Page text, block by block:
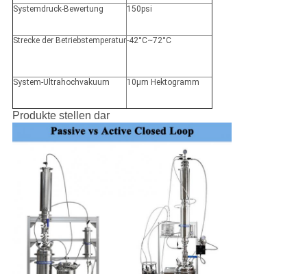
Systemdruck-Bewertung 150psi
Strecke der Betriebstemperatur-42°C~72°C
System-Ultrahochvakuum 10μm Hektogramm
Produkte stellen dar